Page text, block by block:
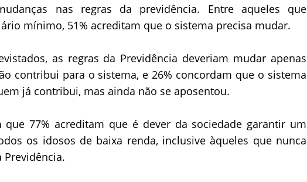
nas regras da previdência. Entre aqueles que
mínimo, 51% acreditam que o sistema precisa mudar.
as regras da Previdência deveriam mudar apenas
contribui para o sistema, e 26% concordam que o sistema
já contribui, mas ainda não se aposentou.
que 77% acreditam que é dever da sociedade garantir um
os idosos de baixa renda, inclusive àqueles que nunca